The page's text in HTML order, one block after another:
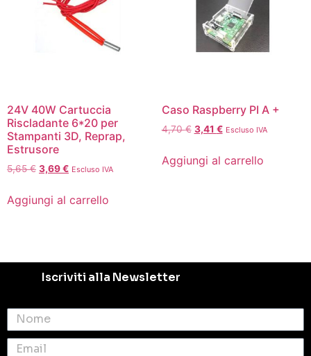
24V 40W Cartuccia
Riscladante 6*20 per
Stampanti 3D, Reprap,
Estrusore
5,65€ 3,69€ Escluso IVA
Aggiungi al carrello
Caso Raspberry PI A +
4,70€ 3,41 € Escluso IVA
Aggiungi al carrello
Iscriviti alla Newsletter